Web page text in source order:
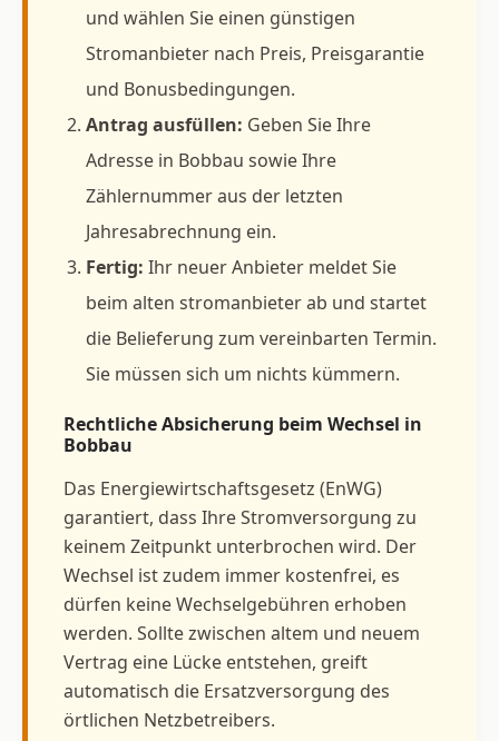
und wählen Sie einen günstigen
Stromanbieter nach Preis, Preisgarantie
und Bonusbedingungen.
Antrag ausfüllen: Geben Sie Ihre
Adresse in Bobbau sowie Ihre
Zählernummer aus der letzten
Jahresabrechnung ein.
Fertig: Ihr neuer Anbieter meldet Sie
beim alten stromanbieter ab und startet
die Belieferung zum vereinbarten Termin.
Sie müssen sich um nichts kümmern.
Rechtliche Absicherung beim Wechsel in
Bobbau
Das Energiewirtschaftsgesetz (EnWG)
garantiert, dass Ihre Stromversorgung zu
keinem Zeitpunkt unterbrochen wird. Der
Wechsel ist zudem immer kostenfrei, es
dürfen keine Wechselgebühren erhoben
werden. Sollte zwischen altem und neuem
Vertrag eine Lücke entstehen, greift
automatisch die Ersatzversorgung des
örtlichen Netzbetreibers.